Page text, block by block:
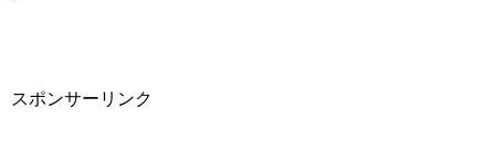
スポンサーリンク